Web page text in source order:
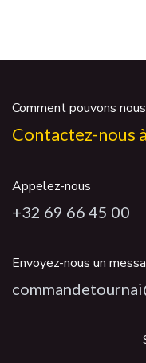
Comment pouvons
Contactez-nous
Appelez-nous
+32 69 66 45 00
Envoyez-nous un